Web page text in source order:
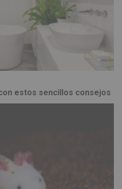
estos sencillos consejos